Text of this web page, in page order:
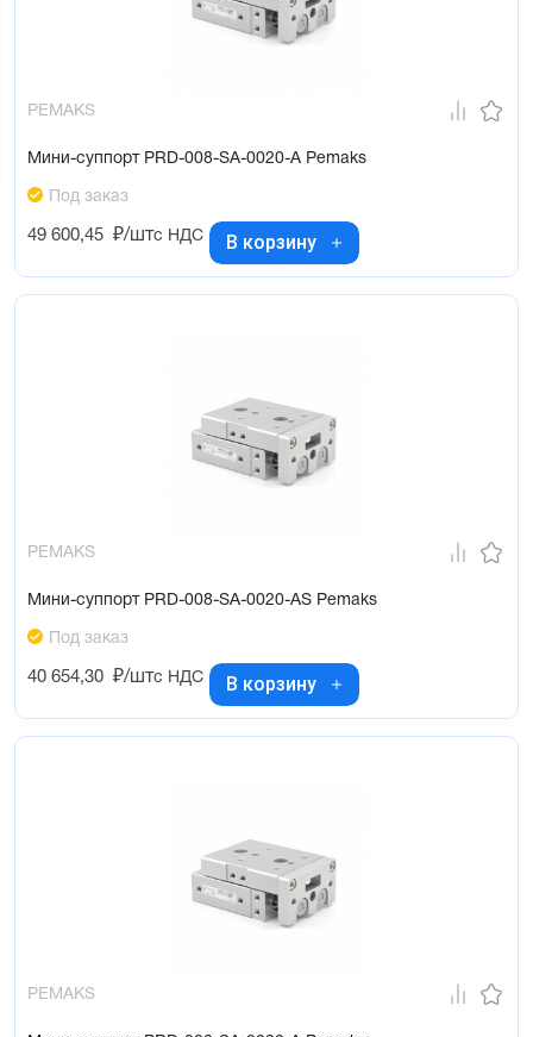
PEMAKS
Мини-суппорт PRD-008-SA-0020-A Pemaks
Под заказ
49 600,45 ₽/штс НДС В корзину
PEMAKS
Мини-суппорт PRD-008-SA-0020-AS Pemaks
Под заказ
40 654,30 ₽/штс НДС В корзину
PEMAKS